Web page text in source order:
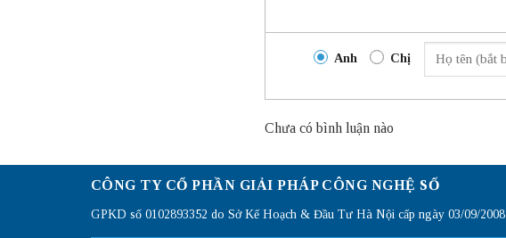
Anh Chị
Chưa có bình luận nào
CÔNG TY CỔ PHẦN GIẢI PHÁP CÔNG NGHỆ SỐ
GPKD số 0102893352 do Sở Kế Hoạch & Đầu Tư Hà Nội cấp ngày 03/09/2008